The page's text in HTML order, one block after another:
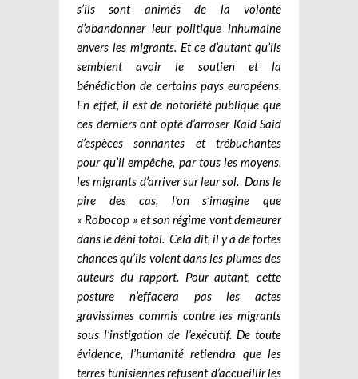
s’ils sont animés de la volonté
d’abandonner leur politique inhumaine
envers les migrants. Et ce d’autant qu’ils
semblent avoir le soutien et la
bénédiction de certains pays européens.
En effet, il est de notoriété publique que
ces derniers ont opté d’arroser Kaid Said
d’espèces sonnantes et trébuchantes
pour qu’il empêche, par tous les moyens,
les migrants d’arriver sur leur sol. Dans le
pire des cas, l’on s’imagine que
« Robocop » et son régime vont demeurer
dans le déni total. Cela dit, il y a de fortes
chances qu’ils volent dans les plumes des
auteurs du rapport. Pour autant, cette
posture n’effacera pas les actes
gravissimes commis contre les migrants
sous l’instigation de l’exécutif. De toute
évidence, l’humanité retiendra que les
terres tunisiennes refusent d’accueillir les